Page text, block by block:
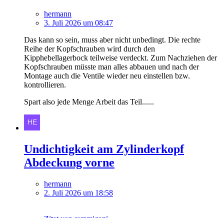
hermann
3. Juli 2026 um 08:47
Das kann so sein, muss aber nicht unbedingt. Die rechte
Reihe der Kopfschrauben wird durch den
Kipphebellagerbock teilweise verdeckt. Zum Nachziehen der
Kopfschrauben müsste man alles abbauen und nach der
Montage auch die Ventile wieder neu einstellen bzw.
kontrollieren.
Spart also jede Menge Arbeit das Teil......
Undichtigkeit am Zylinderkopf
Abdeckung vorne
hermann
2. Juli 2026 um 18:58